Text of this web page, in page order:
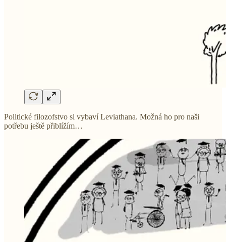
Politické filozofstvo si vybaví Leviathana. Možná ho pro naši
potřebu ještě přiblížím…